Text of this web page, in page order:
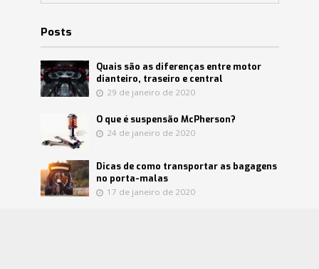
Posts
Quais são as diferenças entre motor
dianteiro, traseiro e central
29 de janeiro de 2020
O que é suspensão McPherson?
24 de janeiro de 2020
Dicas de como transportar as bagagens
no porta-malas
17 de janeiro de 2020